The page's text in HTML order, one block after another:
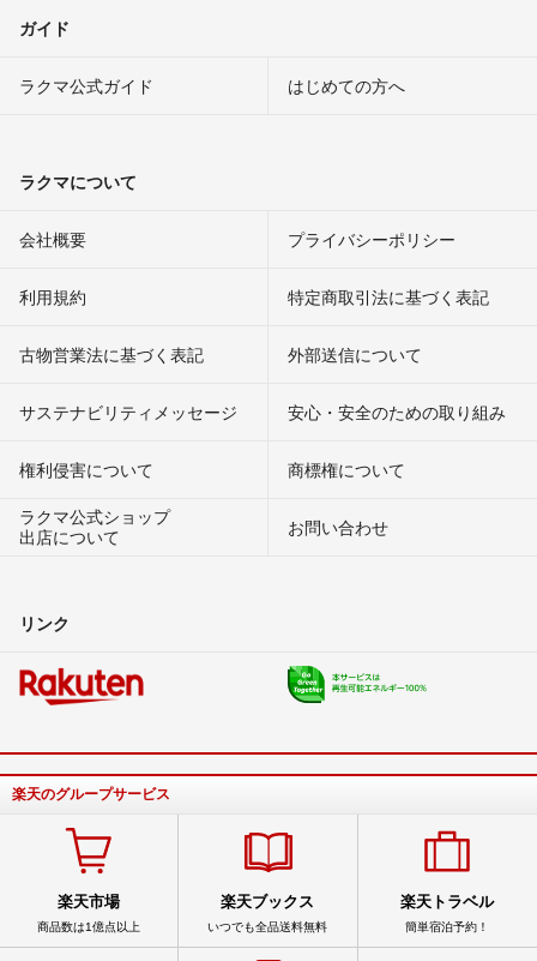
ガイド
ラクマ公式ガイド はじめての方へ
ラクマについて
会社概要 プライバシーポリシー
利用規約 特定商取引法に基づく表記
古物営業法に基づく表記 外部送信について
サステナビリティメッセージ 安心・安全のための取り組み
権利侵害について
商標権について
ラクマ公式ショップ
出店について
お問い合わせ
リンク
楽天のグループサービス
楽天市場
商品数は1億点以上
楽天ブックス
いつでも全品送料無料
楽天トラベル
簡単宿泊予約！